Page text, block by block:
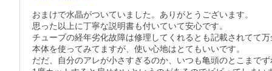
おまけで水晶がついていました。ありがとうございます。
思った以上に丁寧な説明書も付いていて安心です。
チューブの経年劣化故障は修理してくれるとも記載されてて万
本体を使ってみてますが、使い心地はとてもいいです。
だだ、自分のアレが小さすぎるのか、いつも亀頭のとこまで